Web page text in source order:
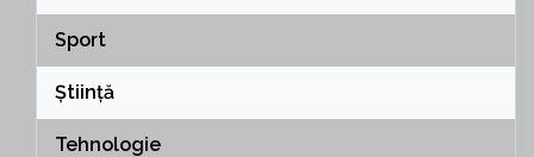
Sport
Știință
Tehnologie